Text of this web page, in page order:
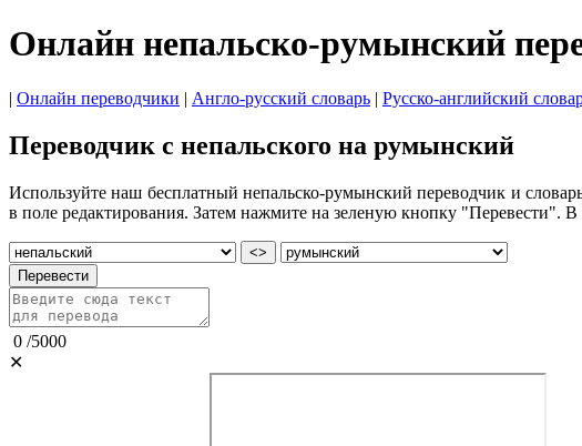
Онлайн непальско-румынский
| Онлайн переводчики | Англо-русский словарь | Русско-английский
Переводчик с непальского на румынский
Используйте наш бесплатный непальско-румынский переводчик и
в поле редактирования. Затем нажмите на зеленую кнопку "Перевести".
<>
Перевести
0 /5000
✕